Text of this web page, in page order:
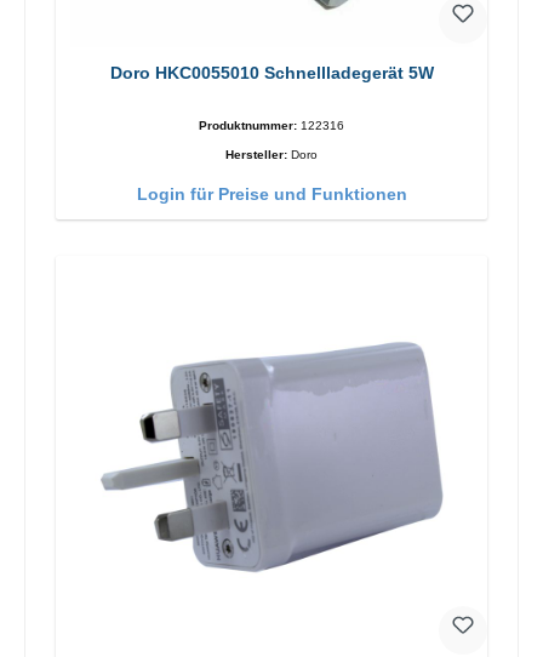
Doro HKC0055010 Schnellladegerät 5W
Produktnummer: 122316
Hersteller: Doro
Login für Preise und Funktionen